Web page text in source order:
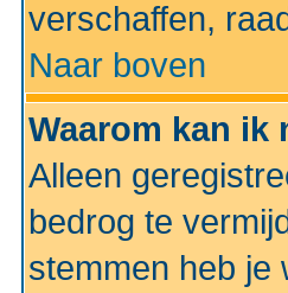
verschaffen,
Naar boven
Waarom kan ik
Alleen
bedrog te
stemmen heb je